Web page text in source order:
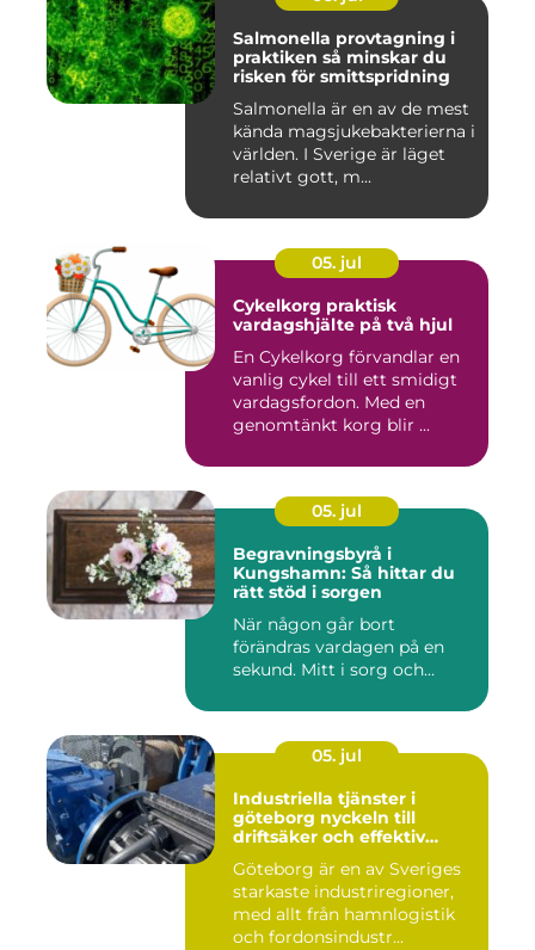
Salmonella provtagning i
praktiken så minskar du
risken för smittspridning
Salmonella är en av de mest
kända magsjukebakterierna i
världen. I Sverige är läget
relativt gott, m...
05. jul
Cykelkorg praktisk
vardagshjälte på två hjul
En Cykelkorg förvandlar en
vanlig cykel till ett smidigt
vardagsfordon. Med en
genomtänkt korg blir ...
05. jul
Begravningsbyrå i
Kungshamn: Så hittar du
rätt stöd i sorgen
När någon går bort
förändras vardagen på en
sekund. Mitt i sorg och...
05. jul
Industriella tjänster i
göteborg nyckeln till
driftsäker och effektiv
Göteborg är en av Sveriges
starkaste industriregioner,
med allt från hamnlogistik
och fordonsindustr...